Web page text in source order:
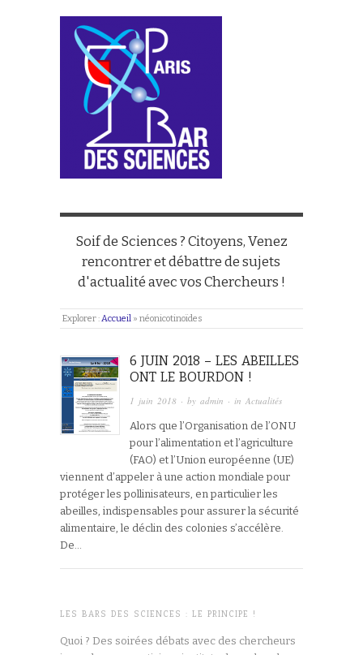
Soif de Sciences ? Citoyens, Venez
rencontrer et débattre de sujets
d'actualité avec vos Chercheurs !
Explorer :Accueil » néonicotinoïdes
6 JUIN 2018 – LES ABEILLES
ONT LE BOURDON !
1 juin 2018 · byadmin · inActualités
Alors que l’Organisation de l’ONU
pour l’alimentation et l’agriculture
(FAO) et l’Union européenne (UE)
viennent d’appeler à une action mondiale pour
protéger les pollinisateurs, en particulier les
abeilles, indispensables pour assurer la sécurité
alimentaire, le déclin des colonies s’accélère.
De…
LES BARS DES SCIENCES : LE PRINCIPE !
Quoi ? Des soirées débats avec des chercheurs